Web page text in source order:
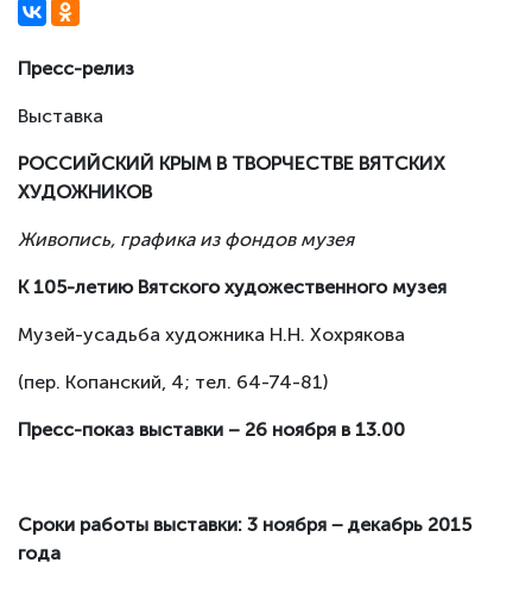
Пресс-релиз
Выставка
РОССИЙСКИЙ КРЫМ В ТВОРЧЕСТВЕ ВЯТСКИХ
ХУДОЖНИКОВ
Живопись, графика из фондов музея
К 105-летию Вятского художественного музея
Музей-усадьба художника Н.Н. Хохрякова
(пер. Копанский, 4; тел. 64-74-81)
Пресс-показ выставки – 26 ноября в 13.00
Сроки работы выставки: 3 ноября − декабрь 2015
года